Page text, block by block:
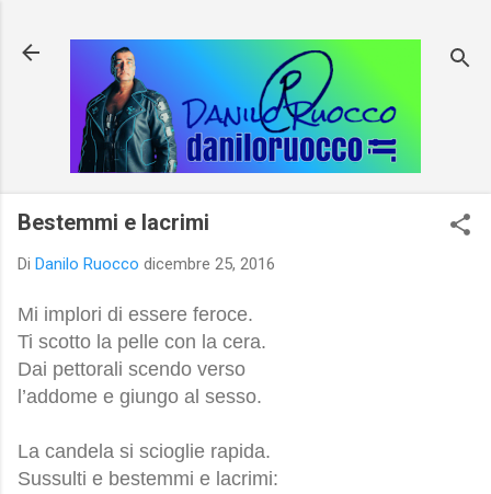
Bestemmi e lacrimi
Di Danilo Ruocco dicembre 25, 2016
Mi implori di essere feroce.
Ti scotto la pelle con la cera.
Dai pettorali scendo verso
l’addome e giungo al sesso.
La candela si scioglie rapida.
Sussulti e bestemmi e lacrimi: